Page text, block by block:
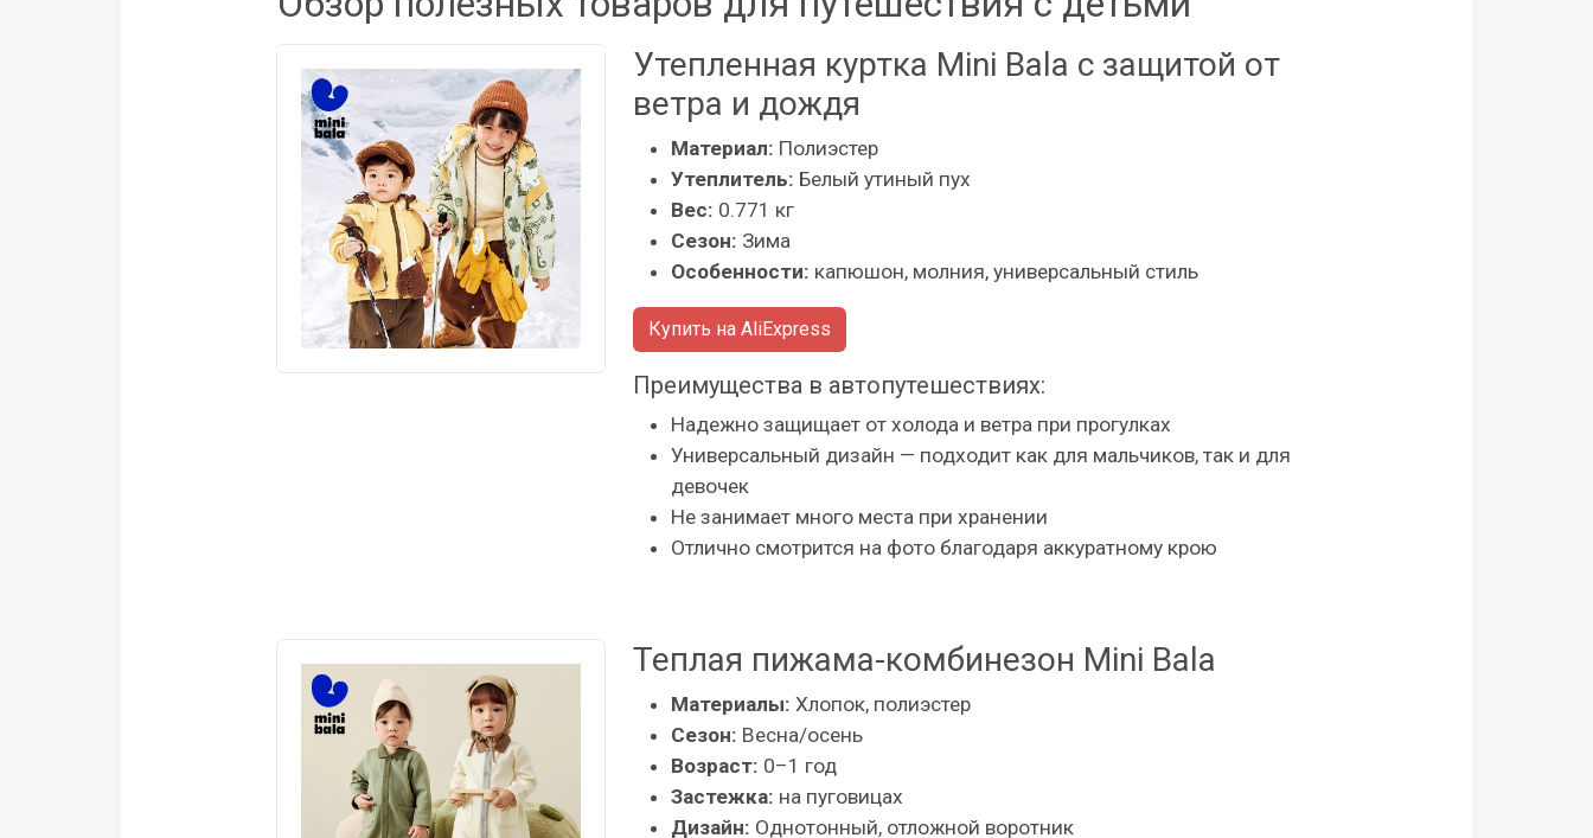
Утепленная куртка Mini Bala с защитой от
ветра и дождя
Материал: Полиэстер
Утеплитель: Белый утиный пух
Вес: 0.771 кг
Сезон: Зима
Особенности: капюшон, молния, универсальный стиль
Купить на AliExpress
Преимущества в автопутешествиях:
Надежно защищает от холода и ветра при прогулках
Универсальный дизайн — подходит как для мальчиков, так и для
девочек
Не занимает много места при хранении
Отлично смотрится на фото благодаря аккуратному крою
Теплая пижама-комбинезон Mini Bala
Материалы: Хлопок, полиэстер
Сезон: Весна/осень
Возраст: 0–1 год
Застежка: на пуговицах
Дизайн: Однотонный, отложной воротник